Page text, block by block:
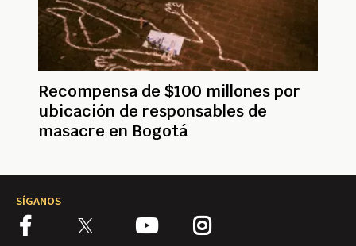
Recompensa de $100 millones por
ubicación de responsables de
masacre en Bogotá
SÍGANOS